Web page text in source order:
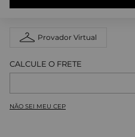
Provador Virtual
NÃO SEI MEU CEP